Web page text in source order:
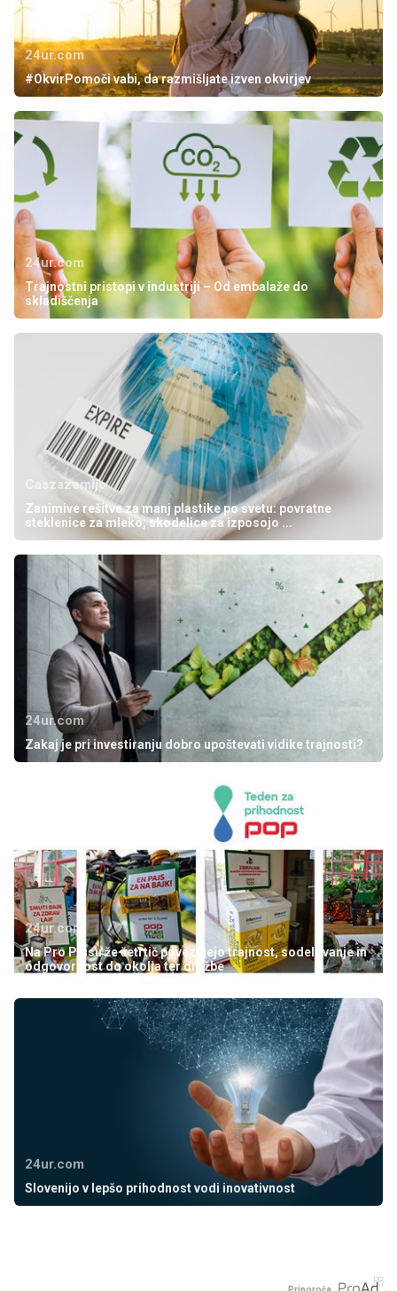
24ur.com
#OkvirPomoči vabi, da razmišljate izven okvirjev
24ur.com
Trajnostni pristopi v industriji – Od embalaže do
skladiščenja
Caszazemljo
Zanimive rešitve za manj plastike po svetu: povratne
steklenice za mleko, skodelice za izposojo ...
24ur.com
Zakaj je pri investiranju dobro upoštevati vidike trajnosti?
24ur.com
Na Pro Plusu že četrtič povezujejo trajnost, sodelovanje in
odgovornost do okolja ter družbe
24ur.com
Slovenijo v lepšo prihodnost vodi inovativnost